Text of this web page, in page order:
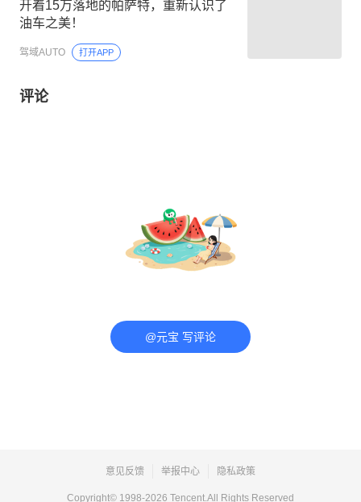
开着15万落地的帕萨特，重新认识了
油车之美！
驾域AUTO 打开APP
评论
@元宝 写评论
意见反馈 举报中心 隐私政策
Copyright© 1998-2026 Tencent.All Rights Reserved